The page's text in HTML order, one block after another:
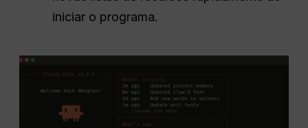
iniciar o programa.